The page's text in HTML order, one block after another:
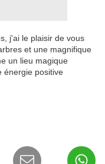
j'ai le plaisir de vous
et une magnifique
un lieu magique
énergie positive